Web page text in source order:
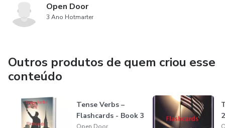
Open Door
3 Ano Hotmarter
Outros produtos de quem criou esse
conteúdo
Tense Verbs –
Flashcards - Book 3
2